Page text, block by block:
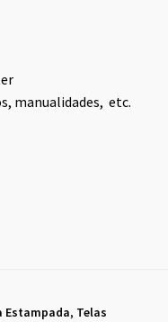
manualidades, etc.
Estampada, Telas